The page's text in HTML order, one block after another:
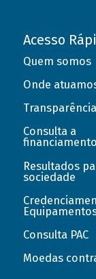
Acesso
Quem somos
Onde
Transparência
Consulta a
Resultados
sociedade
Consulta PAC
Moedas